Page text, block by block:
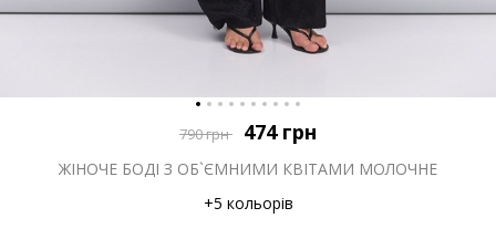
790грн 474 грн
ЖІНОЧЕ БОДІ З ОБ`ЄМНИМИ КВІТАМИ МОЛОЧНЕ
+5 кольорів